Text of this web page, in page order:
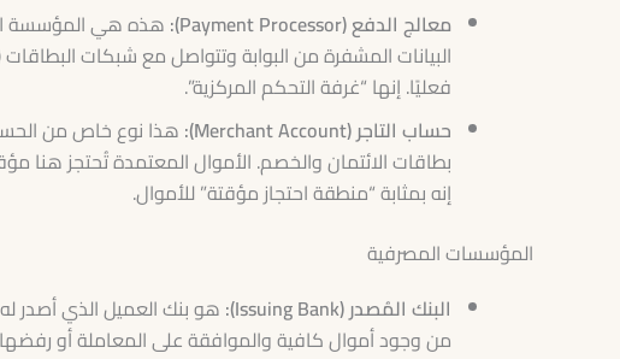
معالج الدفع (Payment Processor):
هذه هي المؤسسة
فعليًا. إنها “غرفة التحكم المركزية”.
حساب التاجر (Merchant Account):
هذا نوع خاص من
بطاقات الائتمان والخصم. الأموال المعتمدة تُحتجز هنا
إنه بمثابة “منطقة احتجاز مؤقتة” للأموال.
المؤسسات المصرفية
البنك المُصدر (Issuing Bank):
هو بنك العميل الذي أصدر
من وجود أموال كافية والموافقة على المعاملة أو